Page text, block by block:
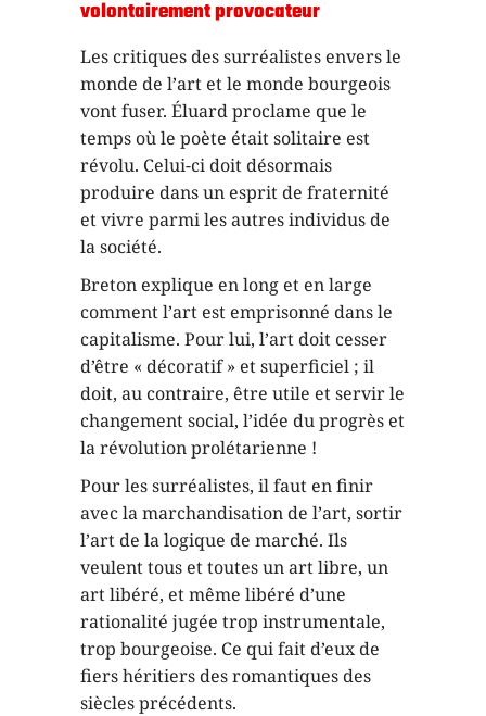
volontairement provocateur
Les critiques des surréalistes envers le
monde de l’art et le monde bourgeois
vont fuser. Éluard proclame que le
temps où le poète était solitaire est
révolu. Celui-ci doit désormais
produire dans un esprit de fraternité
et vivre parmi les autres individus de
la société.
Breton explique en long et en large
comment l’art est emprisonné dans le
capitalisme. Pour lui, l’art doit cesser
d’être « décoratif » et superficiel ; il
doit, au contraire, être utile et servir le
changement social, l’idée du progrès et
la révolution prolétarienne !
Pour les surréalistes, il faut en finir
avec la marchandisation de l’art, sortir
l’art de la logique de marché. Ils
veulent tous et toutes un art libre, un
art libéré, et même libéré d’une
rationalité jugée trop instrumentale,
trop bourgeoise. Ce qui fait d’eux de
fiers héritiers des romantiques des
siècles précédents.